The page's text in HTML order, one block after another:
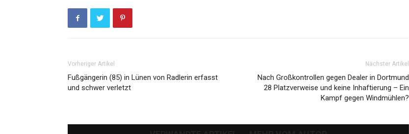
Vorheriger Artikel
Fußgängerin (85) in Lünen von Radlerin erfasst
und schwer verletzt
Nächster Artikel
Nach Großkontrollen gegen Dealer in Dortmund
28 Platzverweise und keine Inhaftierung – Ein
Kampf gegen Windmühlen?